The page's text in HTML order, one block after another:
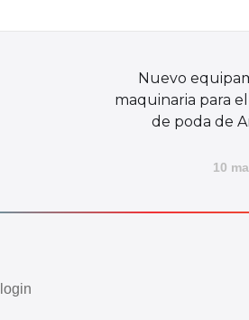
Nuevo
maquinaria para
de poda de
10